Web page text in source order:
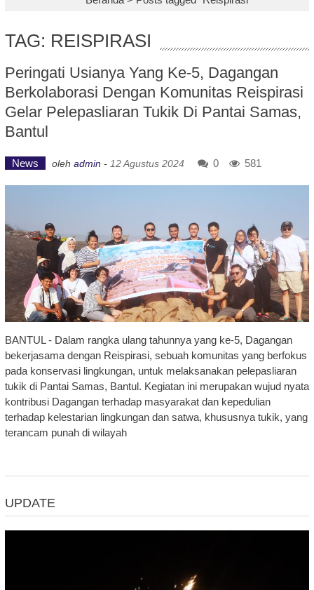
TAG: REISPIRASI
Peringati Usianya Yang Ke-5, Dagangan
Berkolaborasi Dengan Komunitas Reispirasi
Gelar Pelepasliaran Tukik Di Pantai Samas,
Bantul
News oleh admin - 12 Agustus 2024 0 581
BANTUL - Dalam rangka ulang tahunnya yang ke-5, Dagangan
bekerjasama dengan Reispirasi, sebuah komunitas yang berfokus
pada konservasi lingkungan, untuk melaksanakan pelepasliaran
tukik di Pantai Samas, Bantul. Kegiatan ini merupakan wujud nyata
kontribusi Dagangan terhadap masyarakat dan kepedulian
terhadap kelestarian lingkungan dan satwa, khususnya tukik, yang
terancam punah di wilayah
UPDATE